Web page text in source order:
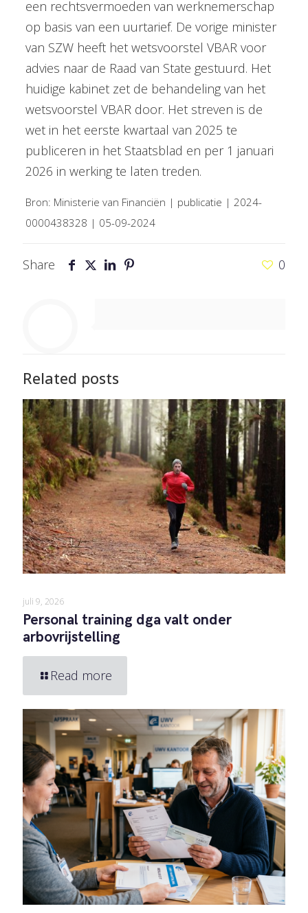
een rechtsvermoeden van werknemerschap
op basis van een uurtarief. De vorige minister
van SZW heeft het wetsvoorstel VBAR voor
advies naar de Raad van State gestuurd. Het
huidige kabinet zet de behandeling van het
wetsvoorstel VBAR door. Het streven is de
wet in het eerste kwartaal van 2025 te
publiceren in het Staatsblad en per 1 januari
2026 in werking te laten treden.
Bron: Ministerie van Financiën | publicatie | 2024-
0000438328 | 05-09-2024
Share 0
Related posts
juli 9, 2026
Personal training dga valt onder
arbovrijstelling
Read more